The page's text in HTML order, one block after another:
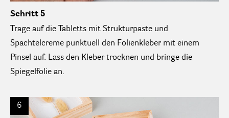
Schritt 5
Trage auf die Tabletts mit Strukturpaste und
Spachtelcreme punktuell den Folienkleber mit einem
Pinsel auf. Lass den Kleber trocknen und bringe die
Spiegelfolie an.
6